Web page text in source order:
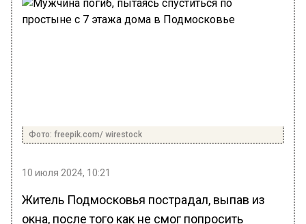
Фото: freepik.com/ wirestock
10 июля 2024, 10:21
Житель Подмосковья пострадал, выпав из
окна, после того как не смог попросить